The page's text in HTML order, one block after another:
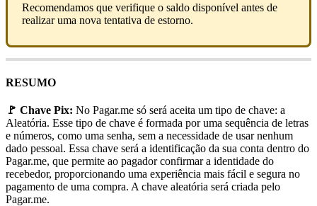
Recomendamos que verifique o saldo disponível antes de
realizar uma nova tentativa de estorno.
RESUMO
🚩 Chave Pix: No Pagar.me só será aceita um tipo de chave: a
Aleatória. Esse tipo de chave é formada por uma sequência de letras
e números, como uma senha, sem a necessidade de usar nenhum
dado pessoal. Essa chave será a identificação da sua conta dentro do
Pagar.me, que permite ao pagador confirmar a identidade do
recebedor, proporcionando uma experiência mais fácil e segura no
pagamento de uma compra. A chave aleatória será criada pelo
Pagar.me.